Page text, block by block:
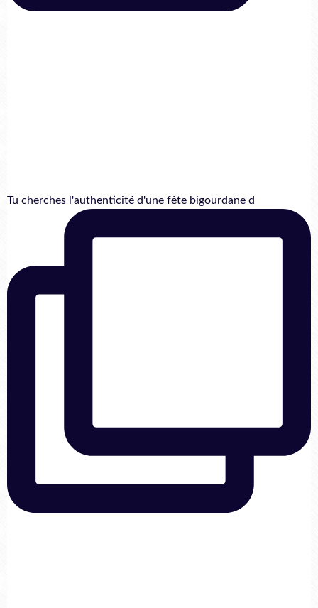
Tu cherches l'authenticité d'une fête bigourdane d